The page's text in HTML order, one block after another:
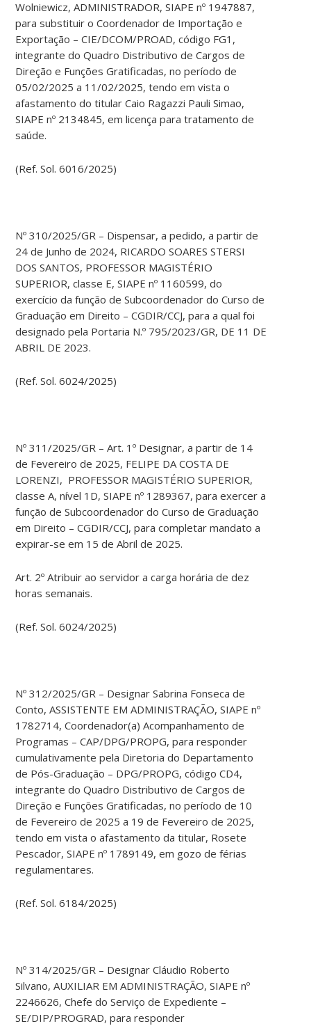
Wolniewicz, ADMINISTRADOR, SIAPE nº 1947887,
para substituir o Coordenador de Importação e
Exportação – CIE/DCOM/PROAD, código FG1,
integrante do Quadro Distributivo de Cargos de
Direção e Funções Gratificadas, no período de
05/02/2025 a 11/02/2025, tendo em vista o
afastamento do titular Caio Ragazzi Pauli Simao,
SIAPE nº 2134845, em licença para tratamento de
saúde.
(Ref. Sol. 6016/2025)
Nº 310/2025/GR – Dispensar, a pedido, a partir de
24 de Junho de 2024, RICARDO SOARES STERSI
DOS SANTOS, PROFESSOR MAGISTÉRIO
SUPERIOR, classe E, SIAPE nº 1160599, do
exercício da função de Subcoordenador do Curso de
Graduação em Direito – CGDIR/CCJ, para a qual foi
designado pela Portaria N.º 795/2023/GR, DE 11 DE
ABRIL DE 2023.
(Ref. Sol. 6024/2025)
Nº 311/2025/GR – Art. 1º Designar, a partir de 14
de Fevereiro de 2025, FELIPE DA COSTA DE
LORENZI, PROFESSOR MAGISTÉRIO SUPERIOR,
classe A, nível 1D, SIAPE nº 1289367, para exercer a
função de Subcoordenador do Curso de Graduação
em Direito – CGDIR/CCJ, para completar mandato a
expirar-se em 15 de Abril de 2025.
Art. 2º Atribuir ao servidor a carga horária de dez
horas semanais.
(Ref. Sol. 6024/2025)
Nº 312/2025/GR – Designar Sabrina Fonseca de
Conto, ASSISTENTE EM ADMINISTRAÇÃO, SIAPE nº
1782714, Coordenador(a) Acompanhamento de
Programas – CAP/DPG/PROPG, para responder
cumulativamente pela Diretoria do Departamento
de Pós-Graduação – DPG/PROPG, código CD4,
integrante do Quadro Distributivo de Cargos de
Direção e Funções Gratificadas, no período de 10
de Fevereiro de 2025 a 19 de Fevereiro de 2025,
tendo em vista o afastamento da titular, Rosete
Pescador, SIAPE nº 1789149, em gozo de férias
regulamentares.
(Ref. Sol. 6184/2025)
Nº 314/2025/GR – Designar Cláudio Roberto
Silvano, AUXILIAR EM ADMINISTRAÇÃO, SIAPE nº
2246626, Chefe do Serviço de Expediente –
SE/DIP/PROGRAD, para responder